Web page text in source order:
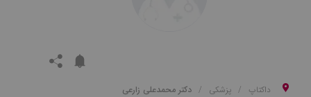
داکتاپ پزشکی دکتر محمدعلی زارعی